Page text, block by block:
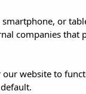
de la información
or
companies that
our website to